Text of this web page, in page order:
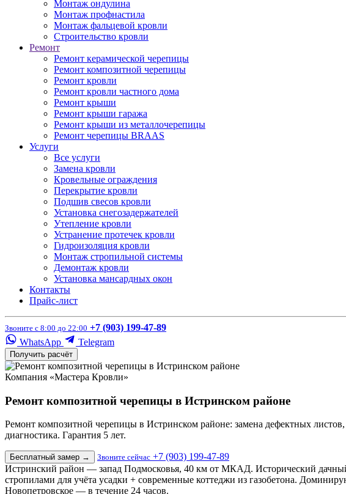
Монтаж ондулина
Монтаж профнастила
Монтаж фальцевой кровли
Строительство кровли
Ремонт
Ремонт керамической черепицы
Ремонт композитной черепицы
Ремонт кровли
Ремонт кровли частного дома
Ремонт крыши
Ремонт крыши гаража
Ремонт крыши из металлочерепицы
Ремонт черепицы BRAAS
Услуги
Все услуги
Замена кровли
Кровельные ограждения
Перекрытие кровли
Подшив свесов кровли
Установка снегозадержателей
Утепление кровли
Устранение протечек кровли
Гидроизоляция кровли
Монтаж стропильной системы
Демонтаж кровли
Установка мансардных окон
Контакты
Прайс-лист
Звоните с 8:00 до 22:00 +7 (903) 199-47-89
WhatsApp
Telegram
Получить расчёт
Компания «Мастера Кровли»
Ремонт композитной черепицы в Истринском районе
Ремонт композитной черепицы в Истринском районе: замена дефектных
диагностика. Гарантия 5 лет.
Бесплатный замер → Звоните сейчас +7 (903) 199-47-89
Истринский район — запад Подмосковья, 40 км от МКАД. Исторический
стропилами для учёта усадки + современные коттеджи из газобетона.
Новопетровское — в течение 24 часов.